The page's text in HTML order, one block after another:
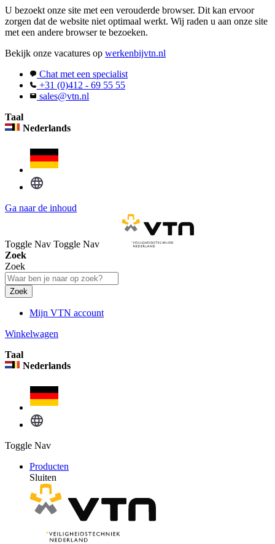
U bezoekt onze site met een verouderde browser. Dit kan ervoor
zorgen dat de website niet optimaal werkt. Wij raden u aan onze site
met een andere browser te bezoeken.
Bekijk onze vacatures op werkenbijvtn.nl
Chat met een specialist
+31 (0)412 - 69 55 55
sales@vtn.nl
Taal
Nederlands
Ga naar de inhoud
Toggle Nav Toggle Nav
Zoek
Zoek
Zoek
Mijn VTN account
Winkelwagen
Taal
Nederlands
Toggle Nav
Producten
Sluiten